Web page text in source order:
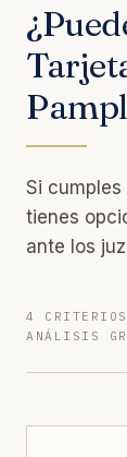
Si
tienes
ante los
4 CRITERIOS
ANÁLISIS